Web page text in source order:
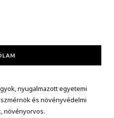
nyugalmazott egyetemi
és növényvédelmi
növényorvos.